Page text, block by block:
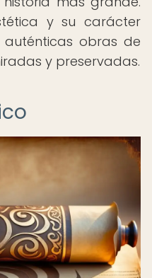
y su carácter
auténticas obras de
y preservadas.